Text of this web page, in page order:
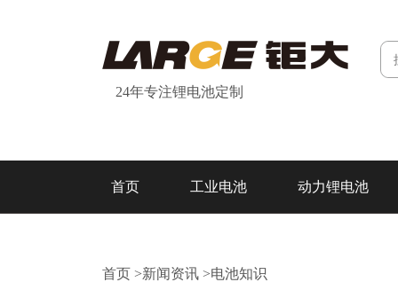
24年专注锂电池定制
首页 工业电池 动力锂电池
首页 >新闻资讯 >电池知识